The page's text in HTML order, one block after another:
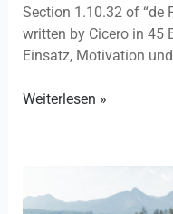
Section 1.10.32 of “de
written by Cicero in 45
Einsatz, Motivation
Weiterlesen »
2024